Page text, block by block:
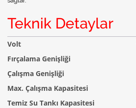
Teknik Detaylar
Volt
Fırçalama Genişliği
Çalışma Genişliği
Max. Çalışma Kapasitesi
Temiz Su Tankı Kapasitesi